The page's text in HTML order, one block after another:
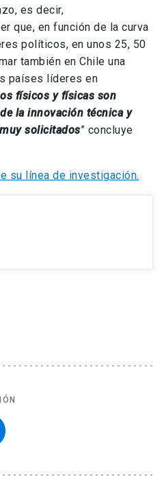
es decir,
que, en función de la curva
políticos, en unos 25, 50
también en Chile una
países líderes en
físicos y físicas son
la innovación técnica y
solicitados” concluye
su línea de investigación.